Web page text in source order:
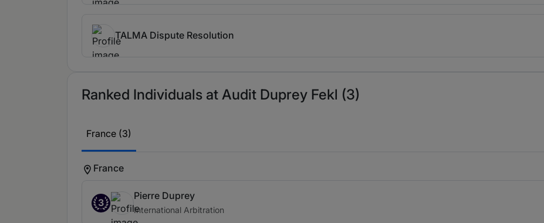
TALMA Dispute Resolution
Ranked Individuals at Audit Duprey Fekl (3)
France (3)
France
3
Pierre Duprey
International Arbitration